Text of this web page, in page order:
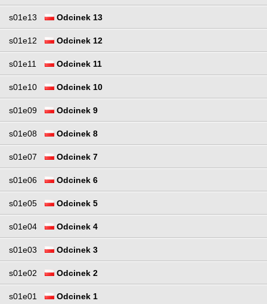
s01e13 Odcinek 13
s01e12 Odcinek 12
s01e11 Odcinek 11
s01e10 Odcinek 10
s01e09 Odcinek 9
s01e08 Odcinek 8
s01e07 Odcinek 7
s01e06 Odcinek 6
s01e05 Odcinek 5
s01e04 Odcinek 4
s01e03 Odcinek 3
s01e02 Odcinek 2
s01e01 Odcinek 1